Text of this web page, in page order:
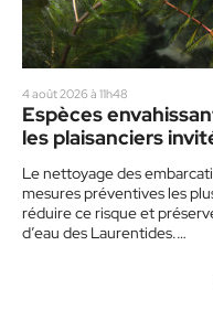
4 août 2026 à 11h48
Espèces
les plaisanciers
Le nettoyage des
mesures préventives les
réduire ce risque et
d’eau des Laurentides.…